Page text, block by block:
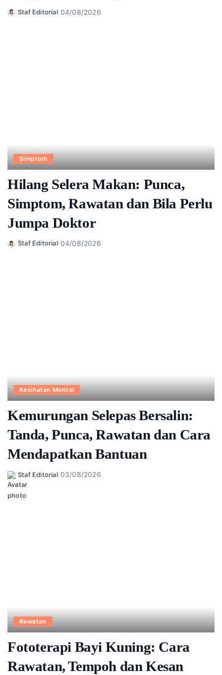
Posted
Staf Editorial 04/08/2026
Simptom
Hilang Selera Makan: Punca,
Simptom, Rawatan dan Bila Perlu
Jumpa Doktor
Posted
Staf Editorial 04/08/2026
Kesihatan Mental
Kemurungan Selepas Bersalin:
Tanda, Punca, Rawatan dan Cara
Mendapatkan Bantuan
Posted
Staf Editorial 03/08/2026
Rawatan
Fototerapi Bayi Kuning: Cara
Rawatan, Tempoh dan Kesan